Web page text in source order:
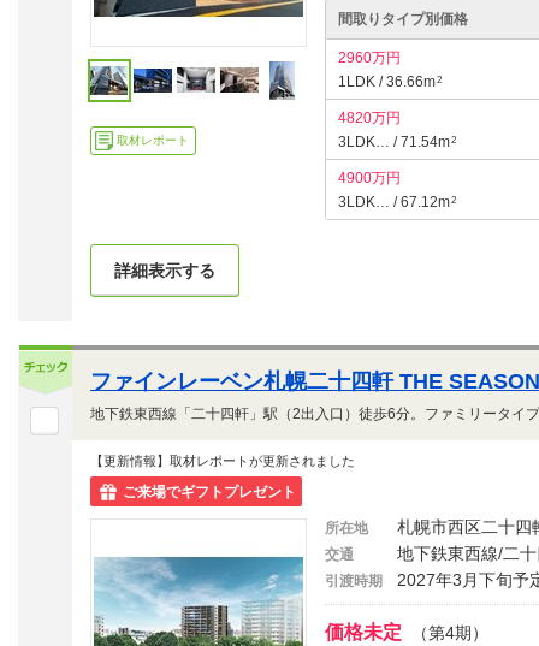
取材レポート
間取りタイプ別価格
2960万円
1LDK / 36.66m2
4820万円
3LDK… / 71.54m2
4900万円
3LDK… / 67.12m2
詳細表示する
ファインレーベン札幌二十四軒 THE SEASON
【更新情報】取材レポートが更新されました
ご来場でギフトプレゼント
所在地 札幌市西区二十四
交通 地下鉄東西線/二
引渡時期 2027年3月下旬予
価格未定 （第4期）